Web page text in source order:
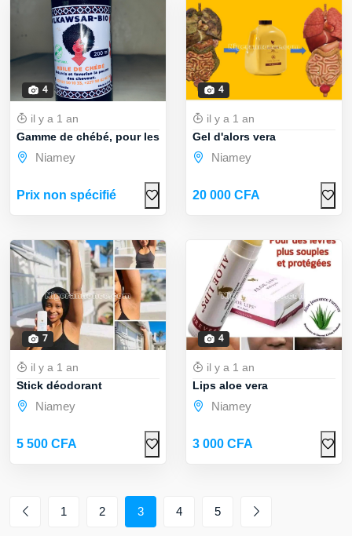
4
il y a 1 an
Gamme de chébé, pour les cheveux
Niamey
Prix non spécifié
4
il y a 1 an
Gel d'alors vera
Niamey
20 000 CFA
7
il y a 1 an
Stick déodorant
Niamey
5 500 CFA
4
il y a 1 an
Lips aloe vera
Niamey
3 000 CFA
1 2 3 4 5